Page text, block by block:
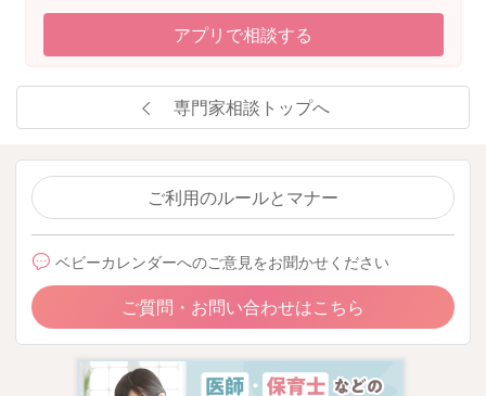
アプリで相談する
専門家相談トップへ
ご利用のルールとマナー
ベビーカレンダーへのご意見をお聞かせください
ご質問・お問い合わせはこちら